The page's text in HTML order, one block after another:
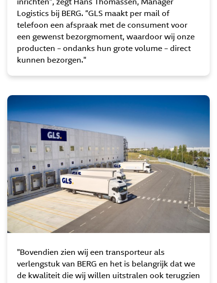
Logistics bij BERG. “GLS maakt per mail of
telefoon een afspraak met de consument voor
een gewenst bezorgmoment, waardoor wij onze
producten – ondanks hun grote volume – direct
kunnen bezorgen."
"Bovendien zien wij een transporteur als
verlengstuk van BERG en het is belangrijk dat we
de kwaliteit die wij willen uitstralen ook terugzien